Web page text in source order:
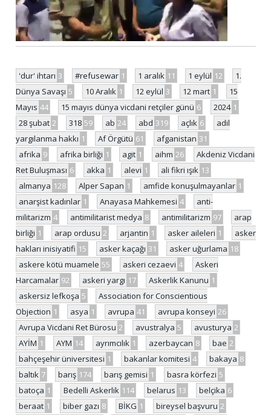
'dur' ihtarı 3 #refusewar 1 1 aralık 11 1 eylül 12
1.
Dünya Savaşı 5 10 Aralık 1 12 eylül 3 12 mart 1
15
Mayıs 44 15 mayıs dünya vicdani retçiler günü 6 2024 1
28 şubat 2 318 59 ab 24 abd 319 açlık 6
adil
yargılanma hakkı 1 Af Örgütü 61 afganistan 31
afrika 9 afrika birliği 1 agit 1 aihm 26
Akdeniz Vicdani
Ret Buluşması 6 akka 1 alevi 1 ali fikri ışık 13
almanya 128 Alper Sapan 1 amfide konuşulmayanlar 1
anarşist kadınlar 1 Anayasa Mahkemesi 4
anti-
militarizm 4 antimilitarist medya 8 antimilitarizm 97
arap
birliği 1 arap ordusu 2 arjantin 1 asker aileleri 1
asker
hakları inisiyatifi 15 asker kaçağı 31 asker uğurlama 18
askere kötü muamele 55 askeri cezaevi 4
Askeri
Harcamalar 92 askeri yargı 17 Askerlik Kanunu 1
askersiz lefkoşa 5
Association for Conscientious
Objection 1 asya 1 avrupa 41 avrupa konseyi 26
Avrupa Vicdani Ret Bürosu 2 avustralya 5 avusturya 2
AYİM 1 AYM 14 ayrımcılık 1 azerbaycan 8 bae 2
bahçeşehir üniversitesi 1 bakanlar komitesi 4 bakaya 8
baltık 7 barış 174 barış gemisi 1 basra körfezi 5
batoça 1 Bedelli Askerlik 114 belarus 13 belçika 6
beraat 1 biber gazı 8 BİKG 1 bireysel başvuru 2